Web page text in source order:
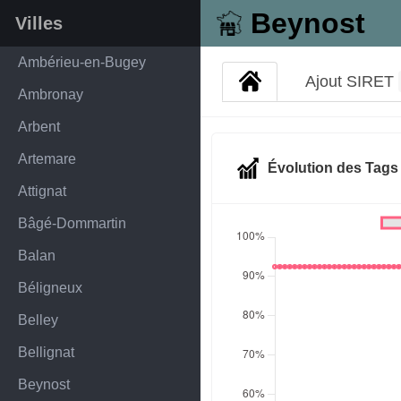
Beynost
Villes
Ambérieu-en-Bugey
Ambronay
Arbent
Artemare
Attignat
Bâgé-Dommartin
Balan
Béligneux
Belley
Bellignat
Beynost
Ajout SIRET
Évolution des